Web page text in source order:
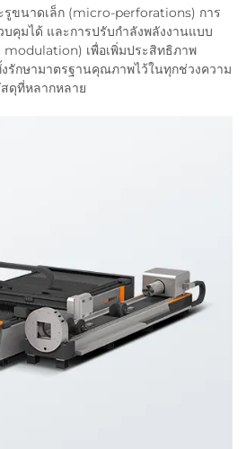
รูขนาดเล็ก (micro-perforations) การ
บคุมได้ และการปรับกำลังพลังงานแบบ
เพื่อเพิ่มประสิทธิภาพ
รักษามาตรฐานคุณภาพไว้ในทุกช่วงความ
ดุที่หลากหลาย